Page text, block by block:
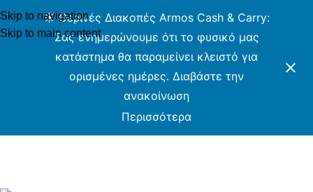
Skip to navigation
Skip to main content
☀️ Θερινές Διακοπές Armos Cash & Carry:
Σας ενημερώνουμε ότι το φυσικό μας
κατάστημα θα παραμείνει κλειστό για
ορισμένες ημέρες. Διαβάστε την
ανακοίνωση
Περισσότερα